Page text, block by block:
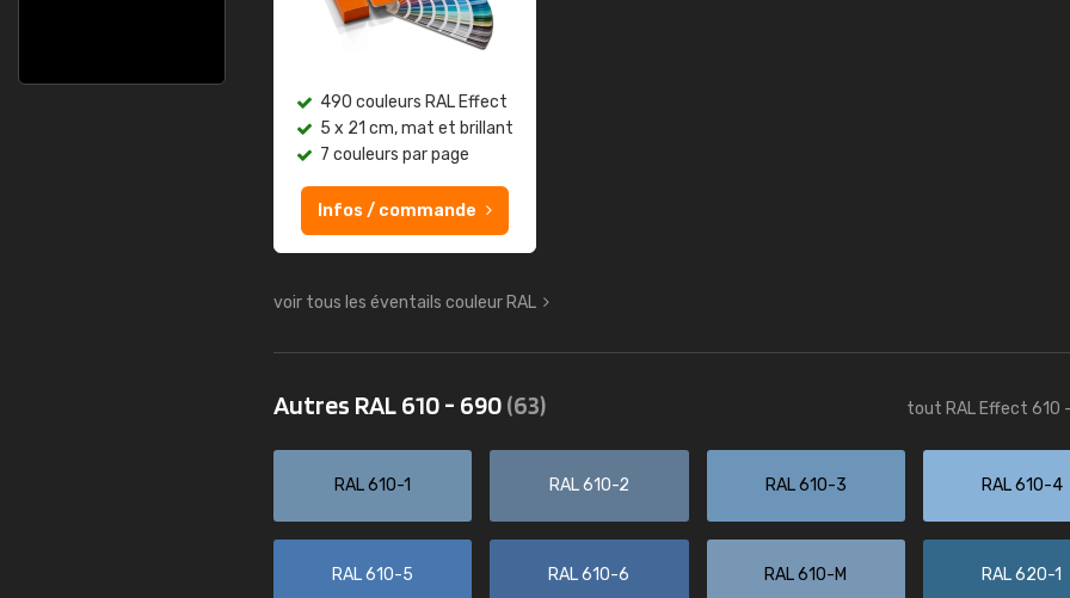
490 couleurs RAL Effect
5 x 21 cm, mat et brillant
7 couleurs par page
Infos / commande
voir tous les éventails couleur RAL
Autres RAL 610 - 690(63) tout RAL Effect 610
RAL 610-1 RAL 610-2 RAL 610-3 RAL 610-4
RAL 610-5 RAL 610-6 RAL 610-M RAL 620-1